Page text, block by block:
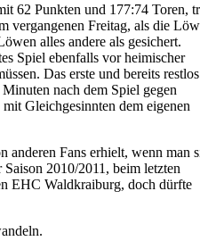
62 Punkten und 177:74 Toren,
vergangenen Freitag, als die
alles andere als gesichert.
Spiel ebenfalls vor heimischer
Das erste und bereits restlos
nach dem Spiel gegen
Gleichgesinnten dem eigenen
anderen Fans erhielt, wenn man
2010/2011, beim letzten
EHC Waldkraiburg, doch dürfte